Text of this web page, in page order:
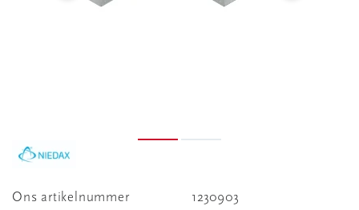
Ons artikelnummer
1230903